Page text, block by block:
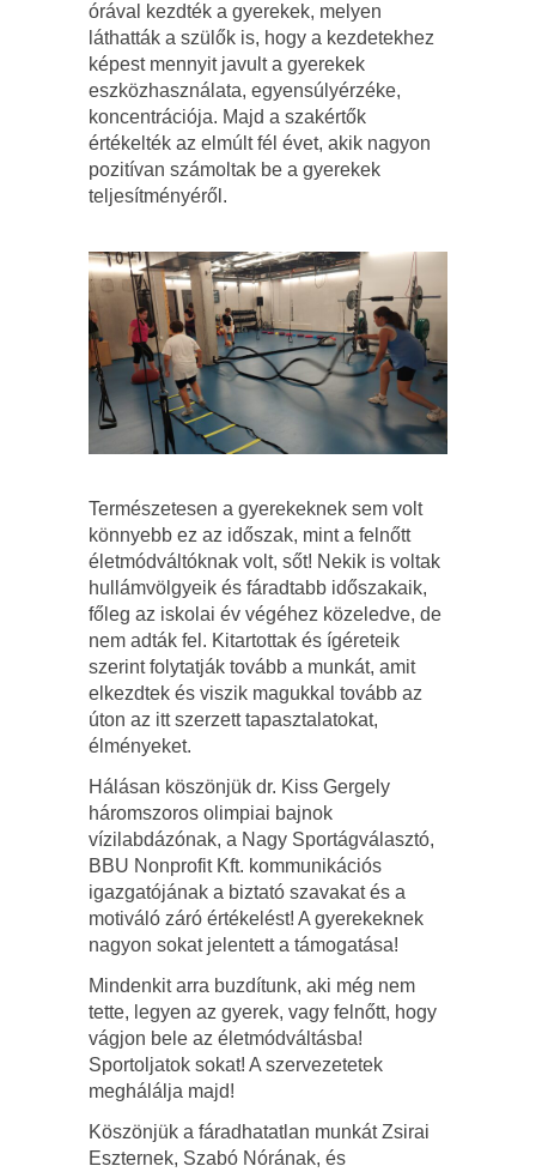
órával kezdték a gyerekek, melyen
láthatták a szülők is, hogy a kezdetekhez
képest mennyit javult a gyerekek
eszközhasználata, egyensúlyérzéke,
koncentrációja. Majd a szakértők
értékelték az elmúlt fél évet, akik nagyon
pozitívan számoltak be a gyerekek
teljesítményéről.
Természetesen a gyerekeknek sem volt
könnyebb ez az időszak, mint a felnőtt
életmódváltóknak volt, sőt! Nekik is voltak
hullámvölgyeik és fáradtabb időszakaik,
főleg az iskolai év végéhez közeledve, de
nem adták fel. Kitartottak és ígéreteik
szerint folytatják tovább a munkát, amit
elkezdtek és viszik magukkal tovább az
úton az itt szerzett tapasztalatokat,
élményeket.
Hálásan köszönjük dr. Kiss Gergely
háromszoros olimpiai bajnok
vízilabdázónak, a Nagy Sportágválasztó,
BBU Nonprofit Kft. kommunikációs
igazgatójának a biztató szavakat és a
motiváló záró értékelést! A gyerekeknek
nagyon sokat jelentett a támogatása!
Mindenkit arra buzdítunk, aki még nem
tette, legyen az gyerek, vagy felnőtt, hogy
vágjon bele az életmódváltásba!
Sportoljatok sokat! A szervezetetek
meghálálja majd!
Köszönjük a fáradhatatlan munkát Zsirai
Eszternek, Szabó Nórának, és